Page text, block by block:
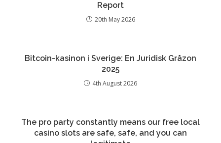
Report
20th May 2026
Bitcoin-kasinon i Sverige: En Juridisk Gråzon
2025
4th August 2026
The pro party constantly means our free local
casino slots are safe, safe, and you can